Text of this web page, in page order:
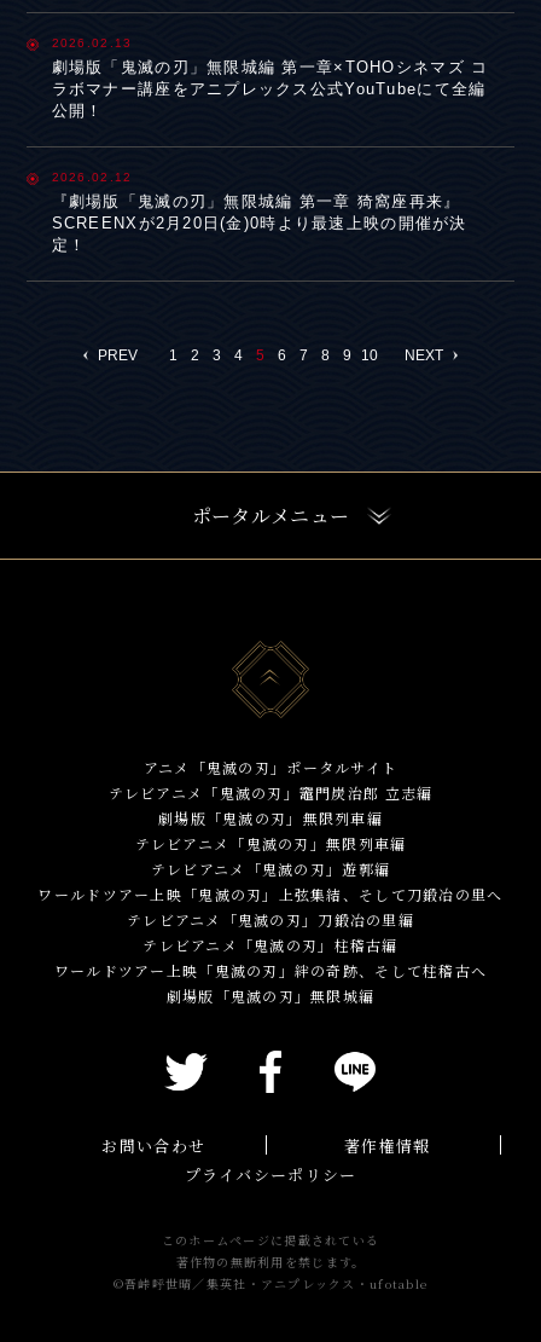
2026.02.13
劇場版「鬼滅の刃」無限城編 第一章×TOHOシネマズ コ
ラボマナー講座をアニプレックス公式YouTubeにて全編
公開！
2026.02.12
『劇場版「鬼滅の刃」無限城編 第一章 猗窩座再来』
SCREENXが2月20日(金)0時より最速上映の開催が決
定！
PREV 1 2 3 4 5 6 7 8 9 10 NEXT
ポータルメニュー
アニメ「鬼滅の刃」ポータルサイト
テレビアニメ「鬼滅の刃」竈門炭治郎 立志編
劇場版「鬼滅の刃」無限列車編
テレビアニメ「鬼滅の刃」無限列車編
テレビアニメ「鬼滅の刃」遊郭編
ワールドツアー上映「鬼滅の刃」上弦集結、そして刀鍛冶の里へ
テレビアニメ「鬼滅の刃」刀鍛冶の里編
テレビアニメ「鬼滅の刃」柱稽古編
ワールドツアー上映「鬼滅の刃」絆の奇跡、そして柱稽古へ
劇場版「鬼滅の刃」無限城編
お問い合わせ
著作権情報
プライバシーポリシー
このホームページに掲載されている
著作物の無断利用を禁じます。
©吾峠呼世晴／集英社・アニプレックス・ufotable